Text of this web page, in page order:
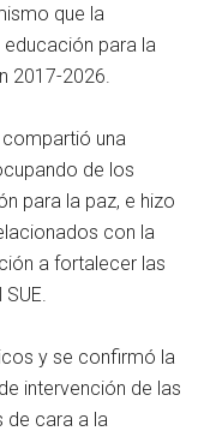
que la
para la
2017-2026.
una
de los
para la paz, e hizo
con la
a fortalecer las
y se confirmó la
intervención de las
de cara a la